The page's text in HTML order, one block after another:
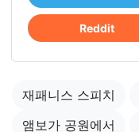
Reddit
재패니스 스피치
앰보가 공원에서